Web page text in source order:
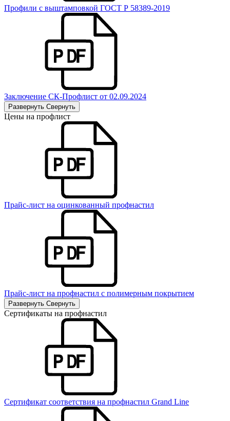
Профили с выштамповкой ГОСТ Р 58389-2019
Заключение СК-Профлист от 02.09.2024
Развернуть Свернуть
Цены на профлист
Прайс-лист на оцинкованный профнастил
Прайс-лист на профнастил с полимерным покрытием
Развернуть Свернуть
Сертификаты на профнастил
Сертификат соответствия на профнастил Grand Line